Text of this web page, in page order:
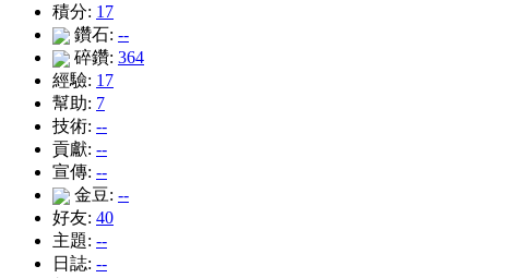
積分: 17
鑽石: --
碎鑽: 364
經驗: 17
幫助: 7
技術: --
貢獻: --
宣傳: --
金豆: --
好友: 40
主題: --
日誌: --